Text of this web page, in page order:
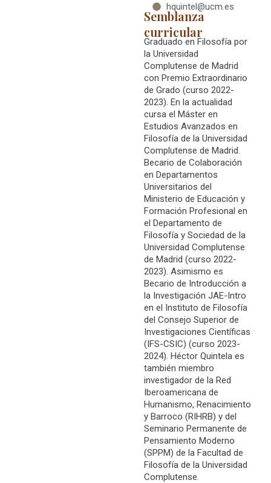
hquintel@ucm.es
Semblanza
curricular
Graduado en Filosofía por
la Universidad
Complutense de Madrid
con Premio Extraordinario
de Grado (curso 2022-
2023). En la actualidad
cursa el Máster en
Estudios Avanzados en
Filosofía de la Universidad
Complutense de Madrid.
Becario de Colaboración
en Departamentos
Universitarios del
Ministerio de Educación y
Formación Profesional en
el Departamento de
Filosofía y Sociedad de la
Universidad Complutense
de Madrid (curso 2022-
2023). Asimismo es
Becario de Introducción a
la Investigación JAE-Intro
en el Instituto de Filosofía
del Consejo Superior de
Investigaciones Científicas
(IFS-CSIC) (curso 2023-
2024). Héctor Quintela es
también miembro
investigador de la Red
Iberoamericana de
Humanismo, Renacimiento
y Barroco (RIHRB) y del
Seminario Permanente de
Pensamiento Moderno
(SPPM) de la Facultad de
Filosofía de la Universidad
Complutense.